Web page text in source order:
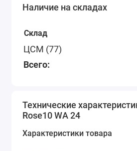
Наличие на складах
Склад
ЦСМ (77)
Всего:
Технические
Rose10 WA 24
Характеристики товара